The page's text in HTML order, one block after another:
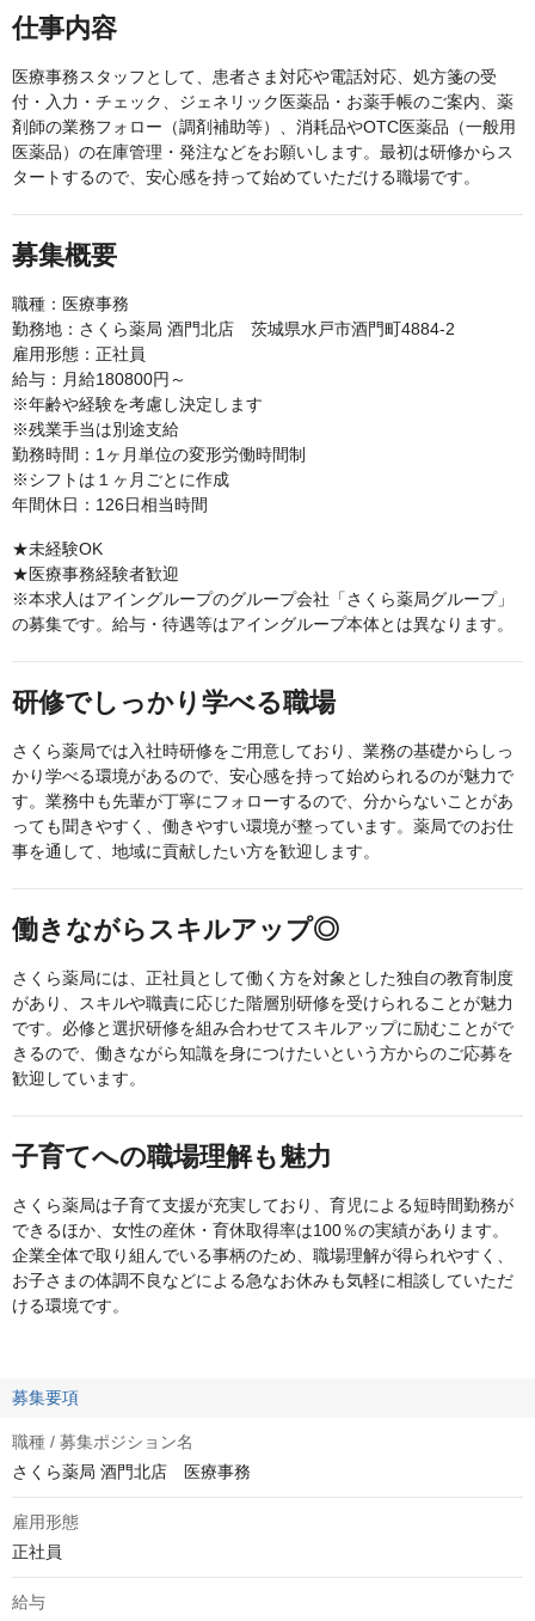
仕事内容
医療事務スタッフとして、患者さま対応や電話対応、処方箋の受
付・入力・チェック、ジェネリック医薬品・お薬手帳のご案内、薬
剤師の業務フォロー（調剤補助等）、消耗品やOTC医薬品（一般用
医薬品）の在庫管理・発注などをお願いします。最初は研修からス
タートするので、安心感を持って始めていただける職場です。
募集概要
職種：医療事務
勤務地：さくら薬局 酒門北店 茨城県水戸市酒門町4884-2
雇用形態：正社員
給与：月給180800円～
※年齢や経験を考慮し決定します
※残業手当は別途支給
勤務時間：1ヶ月単位の変形労働時間制
※シフトは１ヶ月ごとに作成
年間休日：126日相当時間
★未経験OK
★医療事務経験者歓迎
※本求人はアイングループのグループ会社「さくら薬局グループ」
の募集です。給与・待遇等はアイングループ本体とは異なります。
研修でしっかり学べる職場
さくら薬局では入社時研修をご用意しており、業務の基礎からしっ
かり学べる環境があるので、安心感を持って始められるのが魅力で
す。業務中も先輩が丁寧にフォローするので、分からないことがあ
っても聞きやすく、働きやすい環境が整っています。薬局でのお仕
事を通して、地域に貢献したい方を歓迎します。
働きながらスキルアップ◎
さくら薬局には、正社員として働く方を対象とした独自の教育制度
があり、スキルや職責に応じた階層別研修を受けられることが魅力
です。必修と選択研修を組み合わせてスキルアップに励むことがで
きるので、働きながら知識を身につけたいという方からのご応募を
歓迎しています。
子育てへの職場理解も魅力
さくら薬局は子育て支援が充実しており、育児による短時間勤務が
できるほか、女性の産休・育休取得率は100％の実績があります。
企業全体で取り組んでいる事柄のため、職場理解が得られやすく、
お子さまの体調不良などによる急なお休みも気軽に相談していただ
ける環境です。
募集要項
職種 / 募集ポジション名
さくら薬局 酒門北店 医療事務
雇用形態
正社員
給与